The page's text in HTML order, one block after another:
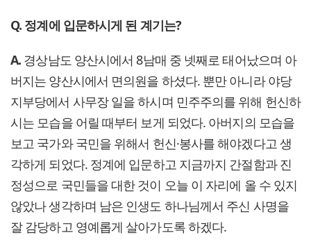
Q. 정계에 입문하시게 된 계기는?
A. 경상남도 양산시에서 8남매 중 넷째로 태어났으며 아
버지는 양산시에서 면의원을 하셨다. 뿐만 아니라 야당
지부당에서 사무장 일을 하시며 민주주의를 위해 헌신하
시는 모습을 어릴 때부터 보게 되었다. 아버지의 모습을
보고 국가와 국민을 위해서 헌신·봉사를 해야겠다고 생
각하게 되었다. 정계에 입문하고 지금까지 간절함과 진
정성으로 국민들을 대한 것이 오늘 이 자리에 올 수 있지
않았나 생각하며 남은 인생도 하나님께서 주신 사명을
잘 감당하고 영예롭게 살아가도록 하겠다.